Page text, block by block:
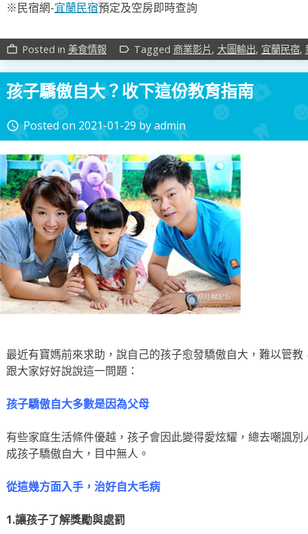
※民宿網-宜蘭民宿預定及空房即時查詢
work_outline Posted in 美食情報 label_outline Tagged 商業影片 , 大圖輸出, 宜蘭民宿,
孩子驕傲自大？收下這份教育指南
access_time Posted on 2021-01-29 byadmin
最近有寶媽前來求助，說自己的孩子愈發驕傲自大，難以管
跟大家好好說說這一問題：
孩子驕傲自大多數是因為父母
有些家庭生活條件優越，孩子會因此變得愛炫耀，總去嘲諷
成孩子驕傲自大，目中無人。
從這幾方面入手，治好自大毛病
1.讓孩子了解獎勵與處罰